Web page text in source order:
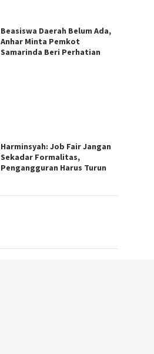
Beasiswa Daerah Belum Ada,
Anhar Minta Pemkot
Samarinda Beri Perhatian
Harminsyah: Job Fair Jangan
Sekadar Formalitas,
Pengangguran Harus Turun